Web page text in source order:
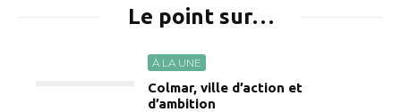
Le point sur…
À LA UNE
Colmar, ville d’action et
d’ambition